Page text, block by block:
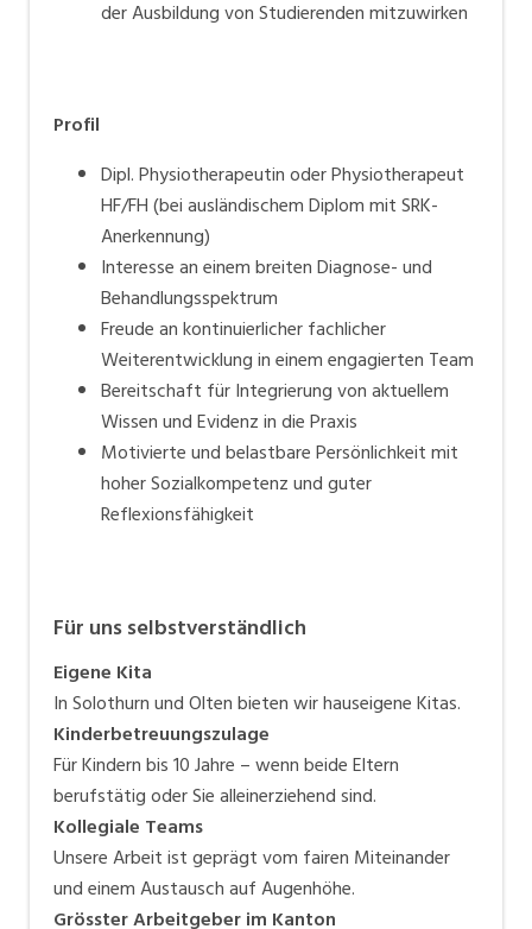
der Ausbildung von Studierenden mitzuwirken
Profil
Dipl. Physiotherapeutin oder Physiotherapeut
HF/FH (bei ausländischem Diplom mit SRK-
Anerkennung)
Interesse an einem breiten Diagnose- und
Behandlungsspektrum
Freude an kontinuierlicher fachlicher
Weiterentwicklung in einem engagierten Team
Bereitschaft für Integrierung von aktuellem
Wissen und Evidenz in die Praxis
Motivierte und belastbare Persönlichkeit mit
hoher Sozialkompetenz und guter
Reflexionsfähigkeit
Für uns selbstverständlich
Eigene Kita
In Solothurn und Olten bieten wir hauseigene Kitas.
Kinderbetreuungszulage
Für Kindern bis 10 Jahre – wenn beide Eltern
berufstätig oder Sie alleinerziehend sind.
Kollegiale Teams
Unsere Arbeit ist geprägt vom fairen Miteinander
und einem Austausch auf Augenhöhe.
Grösster Arbeitgeber im Kanton